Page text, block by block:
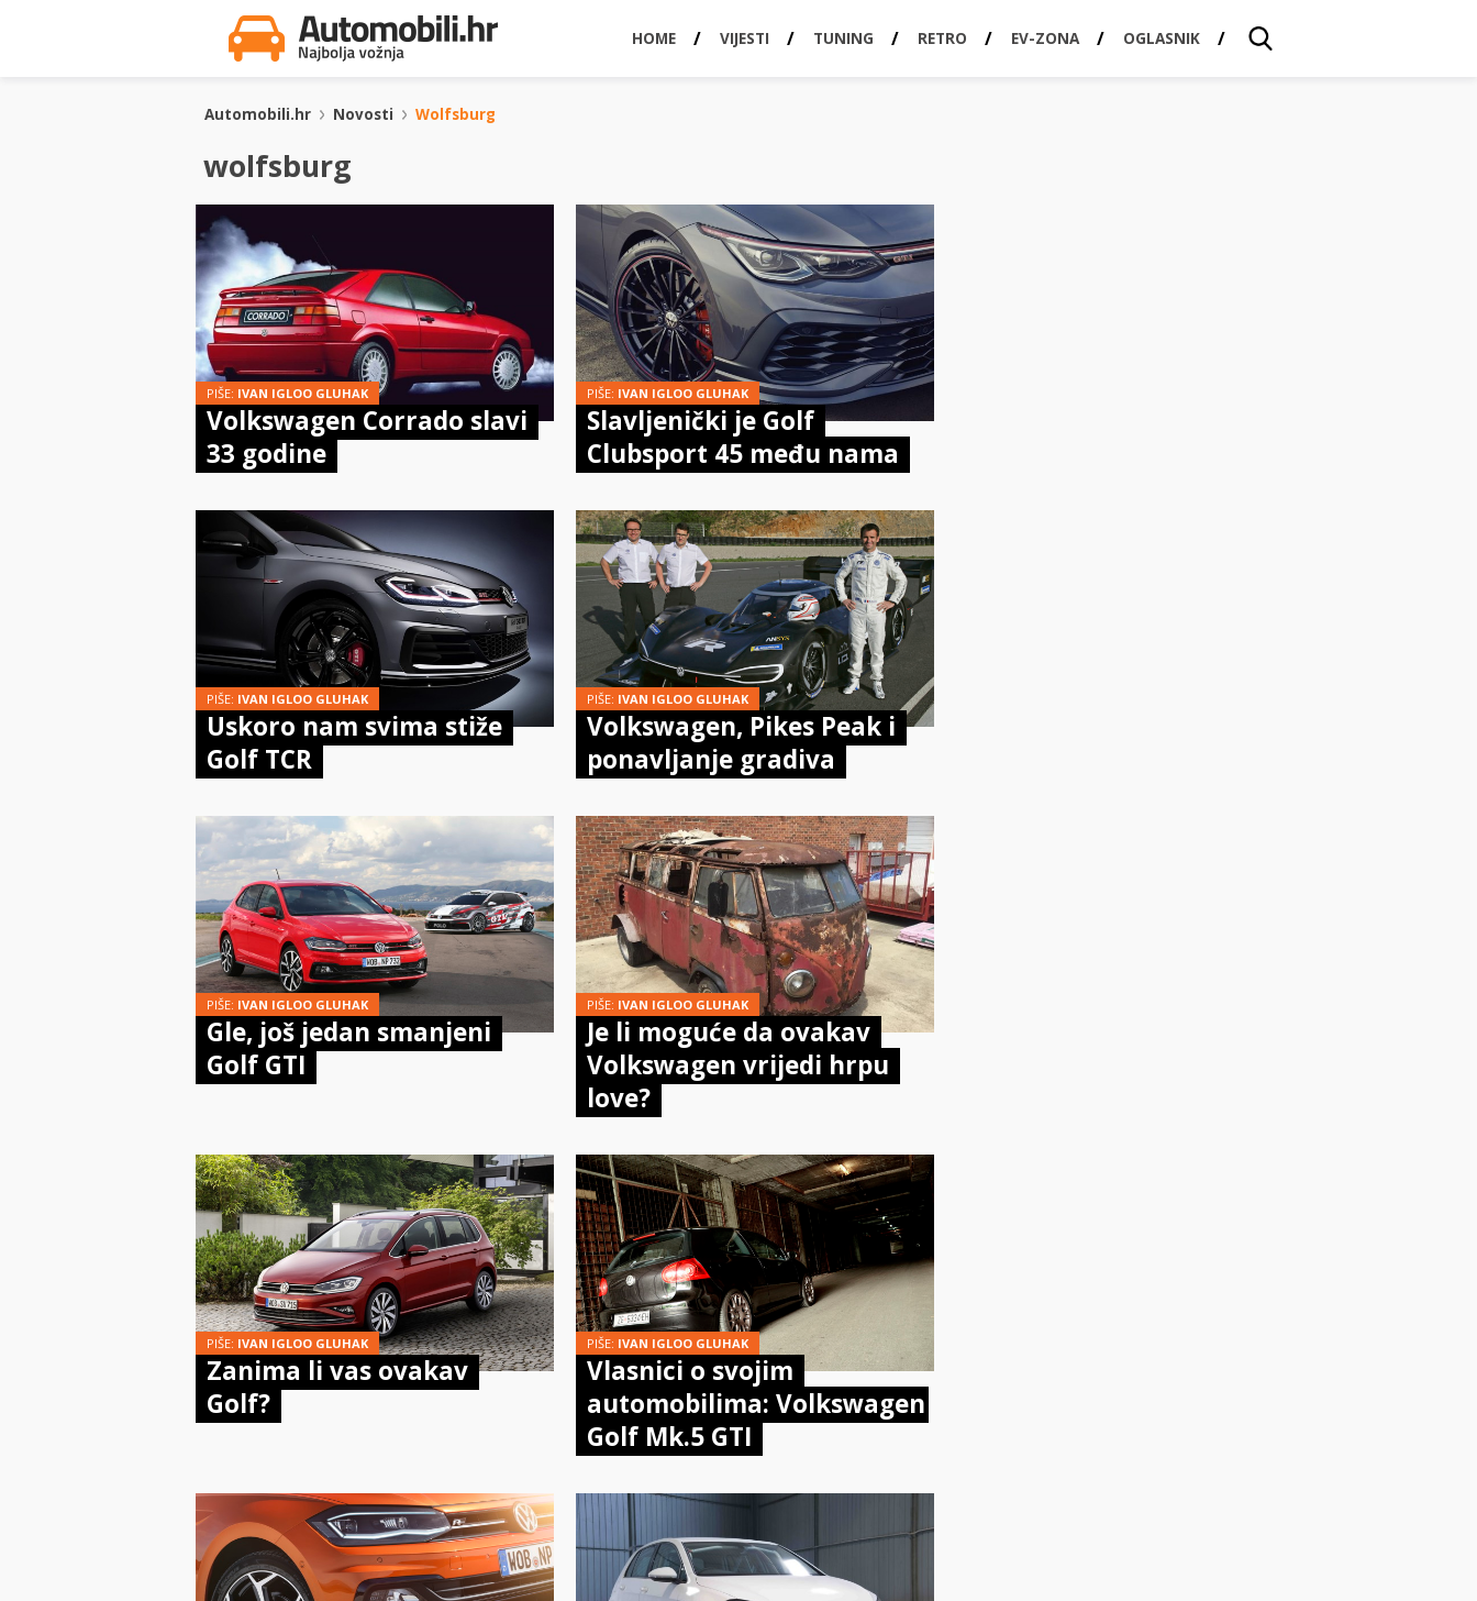
HOME VIJESTI TUNING RETRO EV-ZONA OGLASNIK
Automobili.hr Novosti Wolfsburg
wolfsburg
PIŠE: IVAN IGLOO GLUHAK
Volkswagen Corrado slavi
33 godine
PIŠE: IVAN IGLOO GLUHAK
Slavljenički je Golf
Clubsport 45 među nama
PIŠE: IVAN IGLOO GLUHAK
Uskoro nam svima stiže
Golf TCR
PIŠE: IVAN IGLOO GLUHAK
Volkswagen, Pikes Peak i
ponavljanje gradiva
PIŠE: IVAN IGLOO GLUHAK
Gle, još jedan smanjeni
Golf GTI
PIŠE: IVAN IGLOO GLUHAK
Je li moguće da ovakav
Volkswagen vrijedi hrpu
love?
PIŠE: IVAN IGLOO GLUHAK
Zanima li vas ovakav
Golf?
PIŠE: IVAN IGLOO GLUHAK
Vlasnici o svojim
automobilima: Volkswagen
Golf Mk.5 GTI